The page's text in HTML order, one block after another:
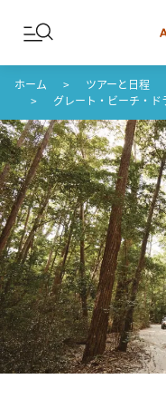
コンテンツへスキップ
フッターナビゲーション
ホーム
ツアーと日程
グレート・ビーチ・